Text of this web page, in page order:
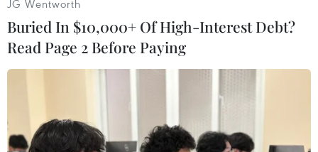
có trụ sở tại La Haye truy nã với tội danh tội ác
chiến tranh và diệt chủng.
Liên quan đến vụ đảo chính tại Sudan, AI cho
biết đã đưa ra các cảnh báo về các biện pháp
đặt.
JG Wentworth
Buried In $10,000+ Of High-Interest Debt?
Read Page 2 Before Paying